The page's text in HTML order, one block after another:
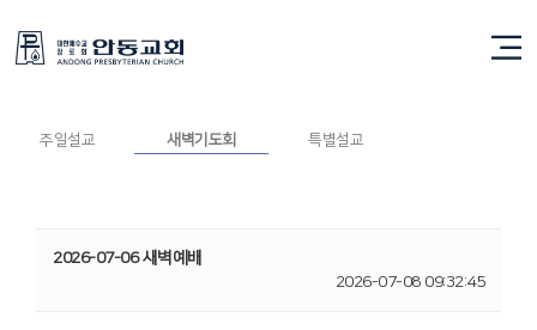
주일설교 새벽기도회 특별설교
2026-07-06 새벽예배
2026-07-08 09:32:45